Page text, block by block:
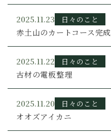
2025.11.23 日々のこと
赤土山のカートコース完成
2025.11.22 日々のこと
古材の電板整理
2025.11.20 日々のこと
オオズアイカニ